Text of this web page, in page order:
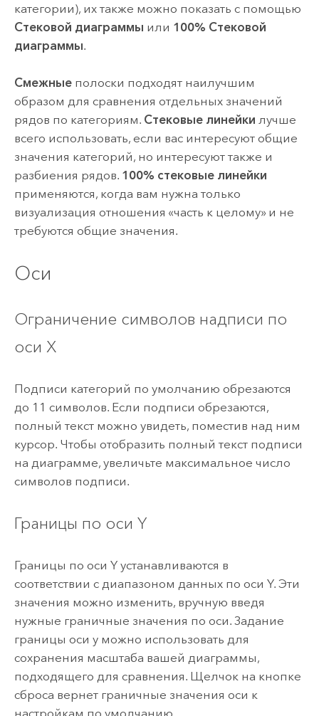
категории), их также можно показать с помощью
Стековой диаграммы или 100% Стековой
диаграммы.
Смежныеполоски подходят наилучшим
образом для сравнения отдельных значений
рядов по категориям. Стековые линейки лучше
всего использовать, если вас интересуют общие
значения категорий, но интересуют также и
разбиения рядов. 100% стековые линейки
применяются, когда вам нужна только
визуализация отношения «часть к целому» и не
требуются общие значения.
Оси
Ограничение символов надписи по
оси X
Подписи категорий по умолчанию обрезаются
до 11 символов. Если подписи обрезаются,
полный текст можно увидеть, поместив над ним
курсор. Чтобы отобразить полный текст подписи
на диаграмме, увеличьте максимальное число
символов подписи.
Границы по оси Y
Границы по оси Y устанавливаются в
соответствии с диапазоном данных по оси Y. Эти
значения можно изменить, вручную введя
нужные граничные значения по оси. Задание
границы оси y можно использовать для
сохранения масштаба вашей диаграммы,
подходящего для сравнения. Щелчок на кнопке
сброса вернет граничные значения оси к
настройкам по умолчанию.